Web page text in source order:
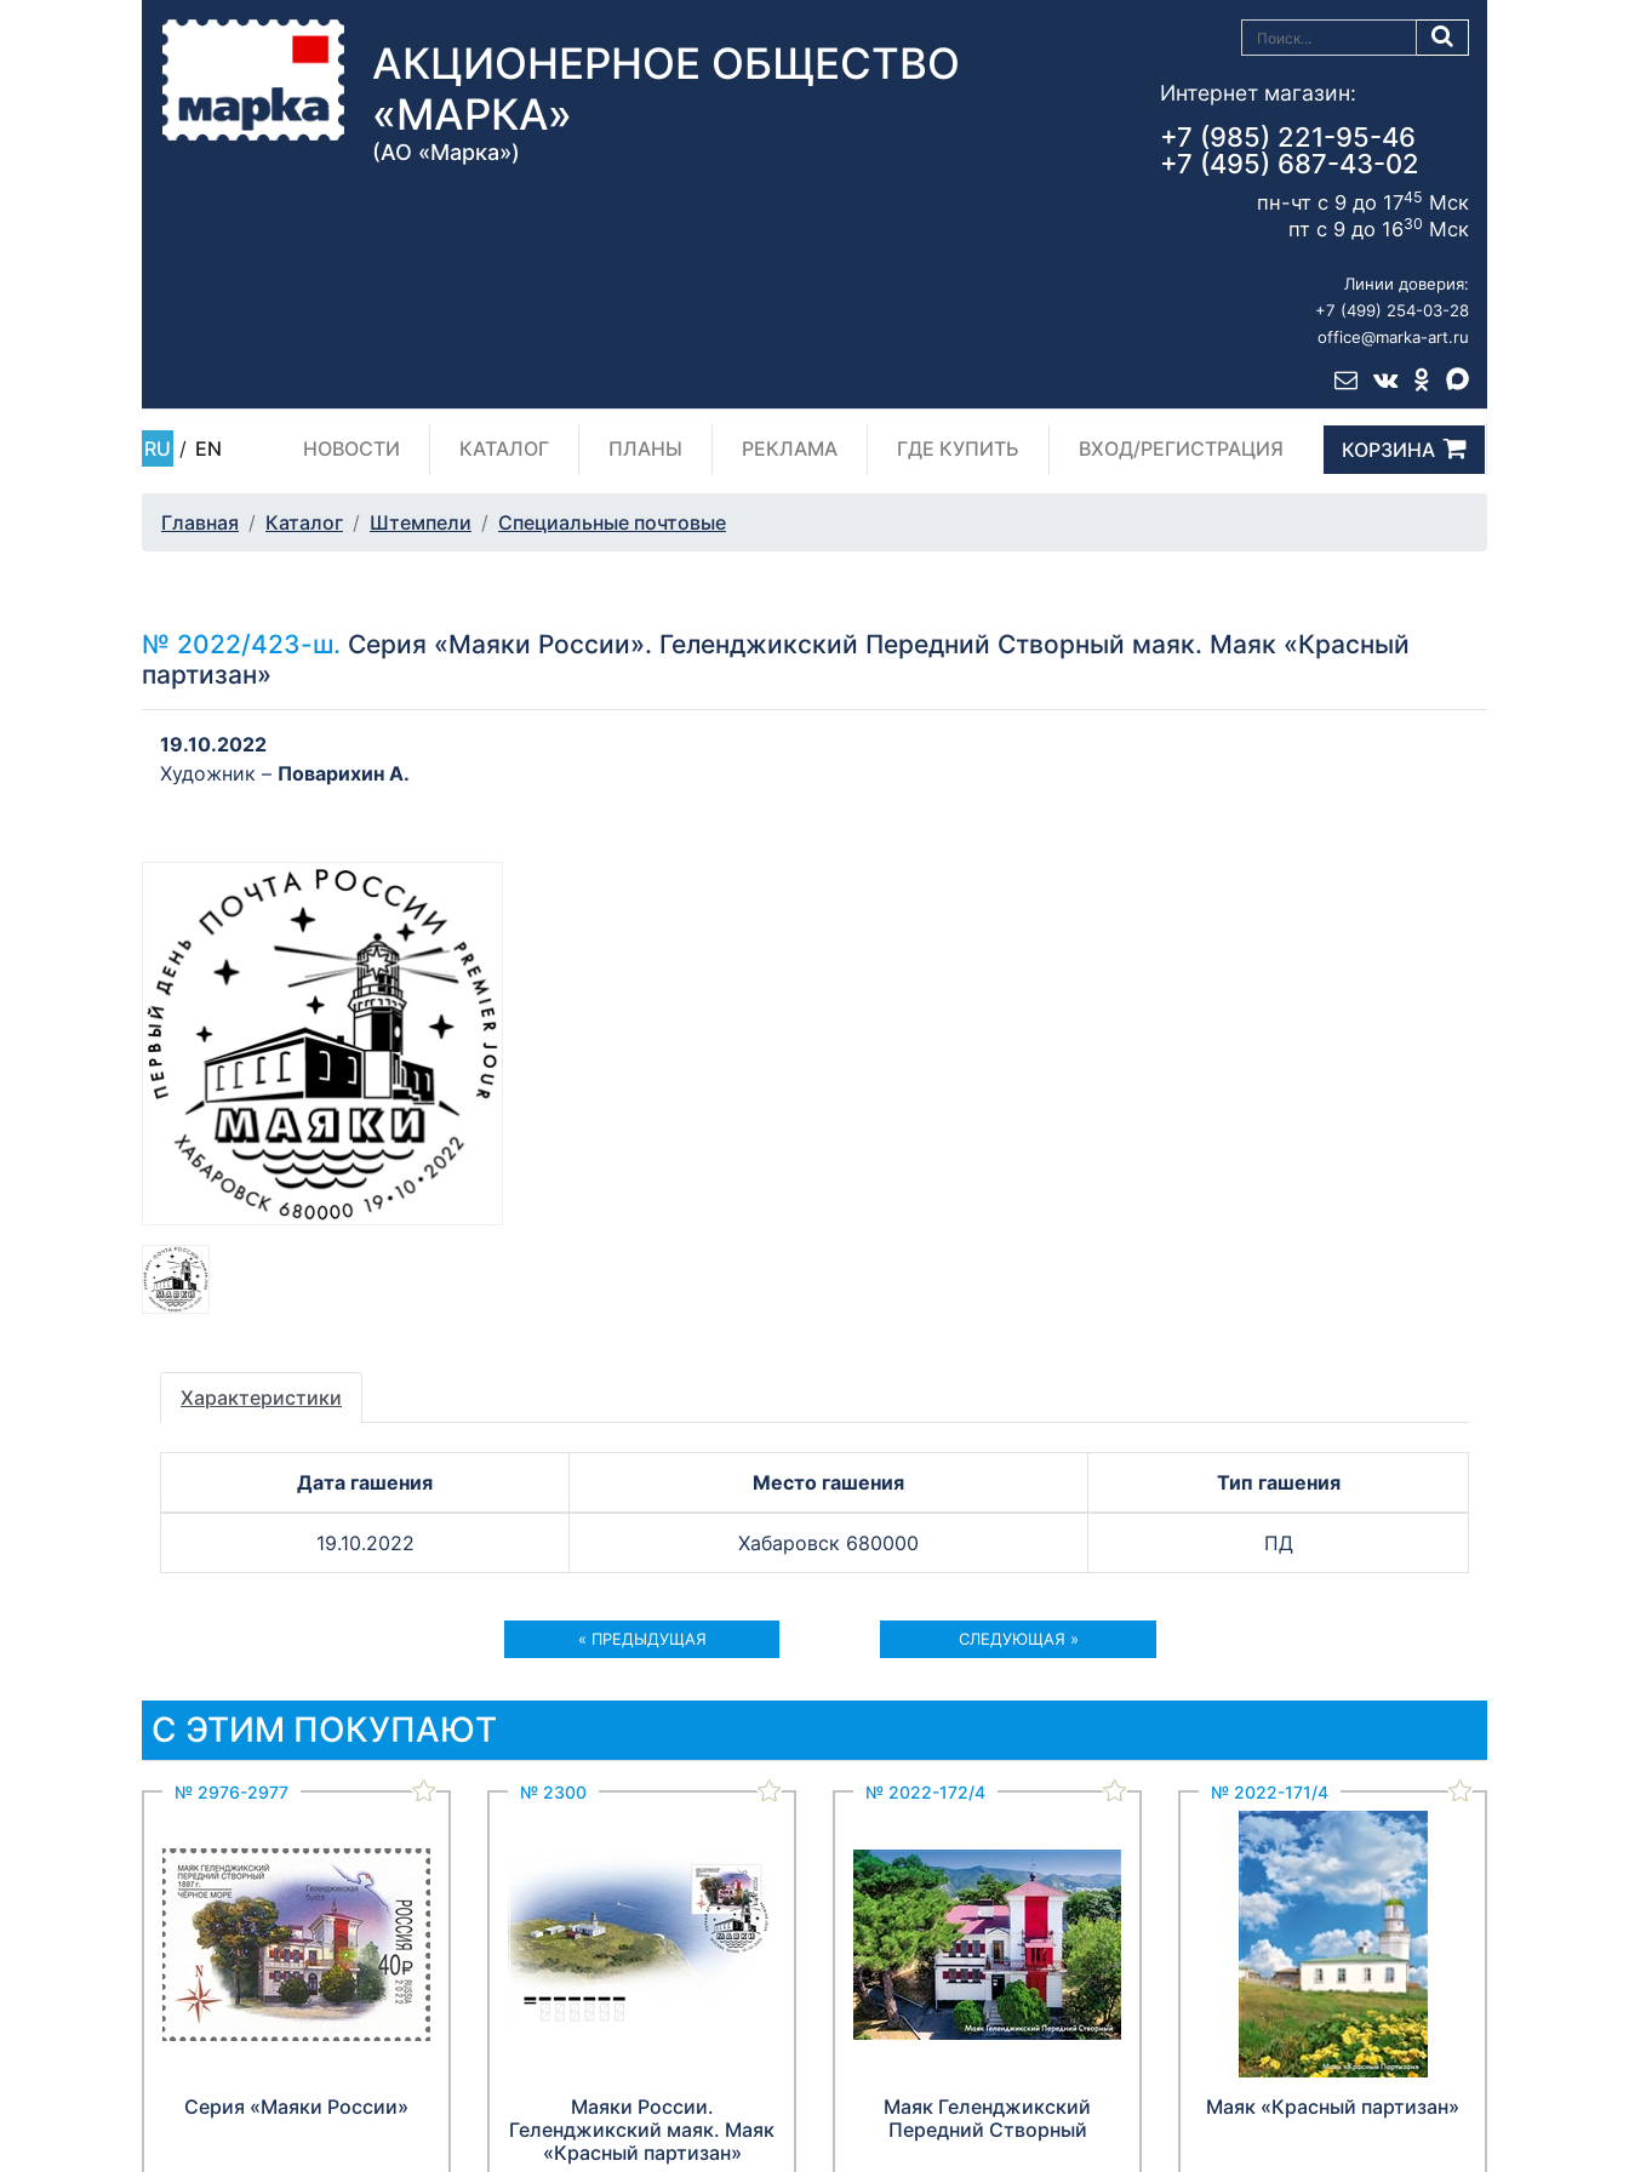
АКЦИОНЕРНОЕ ОБЩЕСТВО
«МАРКА»
(АО «Марка»)
Интернет магазин:
+7 (985) 221-95-46
+7 (495) 687-43-02
пн-чт с 9 до 1745 Мск
пт с 9 до 1630 Мск
Линии доверия:
+7 (499) 254-03-28
office@marka-art.ru
RU / EN НОВОСТИ КАТАЛОГ ПЛАНЫ РЕКЛАМА ГДЕ КУПИТЬ ВХОД/РЕГИСТРАЦИЯ КОРЗИНА
Главная Каталог Штемпели Специальные почтовые
№ 2022/423-ш. Серия «Маяки России». Геленджикский Передний Створный маяк. Маяк «Красный
партизан»
19.10.2022
Художник – Поварихин А.
Характеристики
Дата гашения Место гашения Тип гашения
19.10.2022 Хабаровск 680000 ПД
« ПРЕДЫДУЩАЯ СЛЕДУЮЩАЯ »
С ЭТИМ ПОКУПАЮТ
№ 2976-2977
Серия «Маяки России»
№ 2300
Маяки России.
Геленджикский маяк. Маяк
«Красный партизан»
№ 2022-172/4
Маяк Геленджикский
Передний Створный
№ 2022-171/4
Маяк «Красный партизан»